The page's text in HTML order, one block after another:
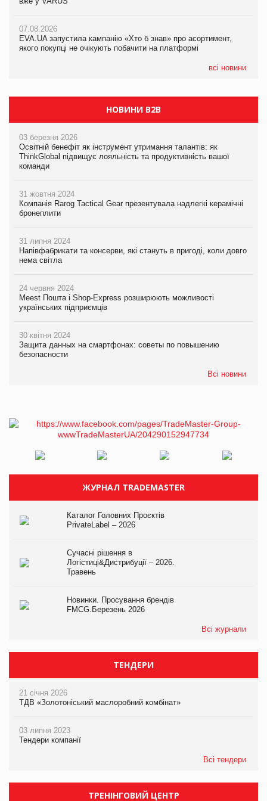
07.08.2026
EVA.UA запустила кампанію «Хто б знав» про асортимент,
якого покупці не очікують побачити на платформі
всі новини
07.08.2026
EVA.UA запустила кампанію «Хто б знав» про асортимент,
якого покупці не очікують побачити на платформі
НОВИНИ B2B
03 березня 2026
Освітній бенефіт як інструмент утримання талантів: як
ThinkGlobal підвищує лояльність та продуктивність вашої
команди
31 жовтня 2024
Компанія Rarog Tactical Gear презентувала надлегкі керамічні
бронеплити
31 липня 2024
Напівфабрикати та консерви, які стануть в пригоді, коли довго
нема світла
24 червня 2024
Meest Пошта і Shop-Express розширюють можливості
українських підприємців
30 квітня 2024
Защита данных на смартфонах: советы по повышению
безопасности
Всі новини
ЖУРНАЛ TRADEMASTER
Каталог Головних Проєктів
PrivateLabel – 2026
Сучасні рішення в
Логістиці&Дистрибуції – 2026.
Травень
Новинки. Просування брендів
FMCG.Березень 2026
Всі журнали
ТЕНДЕРИ
21 січня 2026
ТДВ «Золотоніський маслоробний комбінат»
03 липня 2023
Тендери компанії
Всі тендери
ТРЕНІНГОВИЙ ЦЕНТР